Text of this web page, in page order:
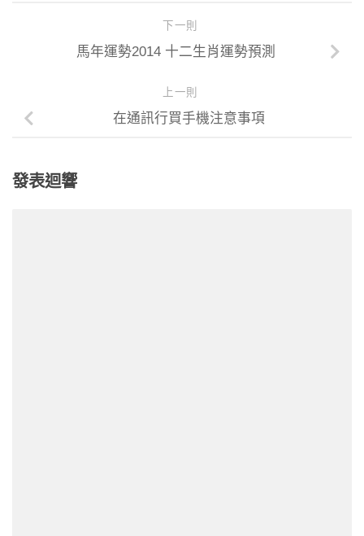
下一則
馬年運勢2014 十二生肖運勢預測
上一則
在通訊行買手機注意事項
發表迴響